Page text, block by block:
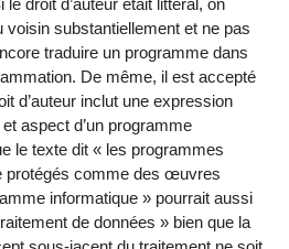
voisin substantiellement et ne pas
traduire un programme dans
De même, il est accepté
d’auteur inclut une expression
aspect d’un programme
le texte dit « les programmes
protégés comme des œuvres
informatique » pourrait aussi
de données » bien que la